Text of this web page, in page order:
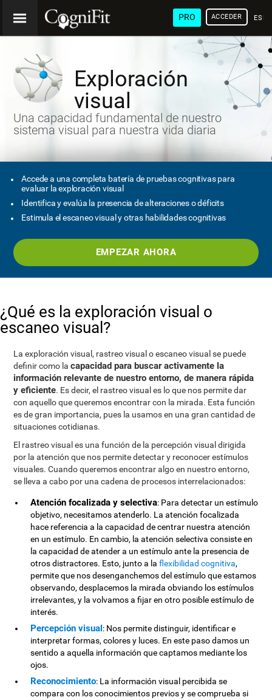
PRO ACCEDER
Exploración
visual
Una capacidad fundamental de nuestro
sistema visual para nuestra vida diaria
Accede a una completa batería de pruebas cognitivas para
evaluar la exploración visual
Identifica y evalúa la presencia de alteraciones o déficits
Estimula el escaneo visual y otras habilidades cognitivas
EMPEZAR AHORA
¿Qué es la exploración visual o
escaneo visual?
La exploración visual, rastreo visual o escaneo visual se puede
definir como lacapacidad para buscar activamente la
información relevante de nuestro entorno, de manera rápida
y eficiente. Es decir, el rastreo visual es lo que nos permite dar
con aquello que queremos encontrar con la mirada. Esta función
es de gran importancia, pues la usamos en una gran cantidad de
situaciones cotidianas.
El rastreo visual es una función de la percepción visual dirigida
por la atención que nos permite detectar y reconocer estímulos
visuales. Cuando queremos encontrar algo en nuestro entorno,
se lleva a cabo por una cadena de procesos interrelacionados:
Atención focalizada y selectiva: Para detectar un estímulo
objetivo, necesitamos atenderlo. La atención focalizada
hace referencia a la capacidad de centrar nuestra atención
en un estímulo. En cambio, la atención selectiva consiste en
la capacidad de atender a un estímulo ante la presencia de
otros distractores. Esto, junto a laflexibilidad cognitiva,
permite que nos desenganchemos del estímulo que estamos
observando, desplacemos la mirada obviando los estímulos
irrelevantes, y la volvamos a fijar en otro posible estímulo de
interés.
Percepción visual: Nos permite distinguir, identificar e
interpretar formas, colores y luces. En este paso damos un
sentido a aquella información que captamos mediante los
ojos.
Reconocimiento: La información visual percibida se
compara con los conocimientos previos y se comprueba si